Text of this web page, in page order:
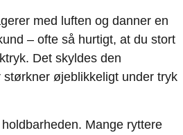
med luften og danner en
– ofte så hurtigt, at du stort
Det skyldes den
øjeblikkeligt under tryk
Mange ryttere